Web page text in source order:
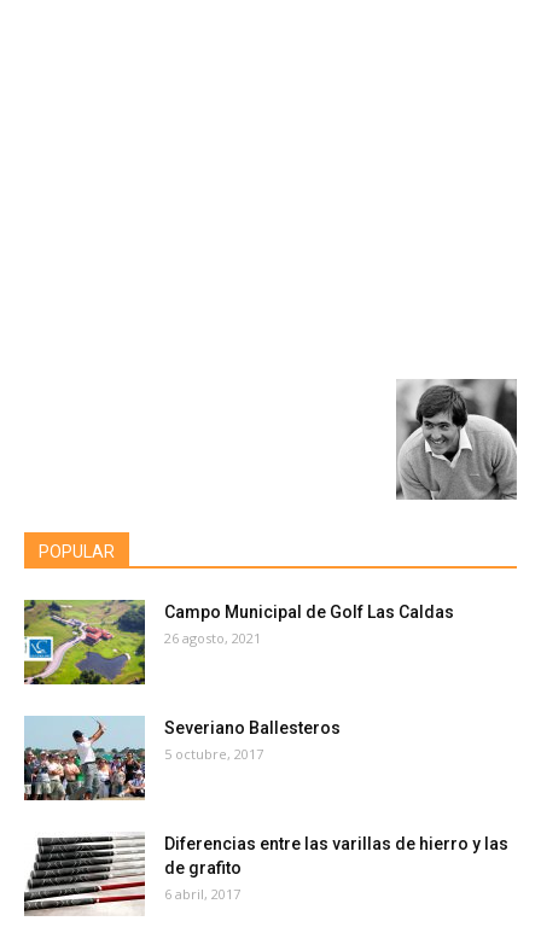
POPULAR
Campo Municipal de Golf Las Caldas
26 agosto, 2021
Severiano Ballesteros
5 octubre, 2017
Diferencias entre las varillas de hierro y las
de grafito
6 abril, 2017